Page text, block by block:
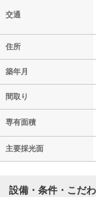
交通
住所
築年月
間取り
専有面積
主要採光面
設備・条件・こだ